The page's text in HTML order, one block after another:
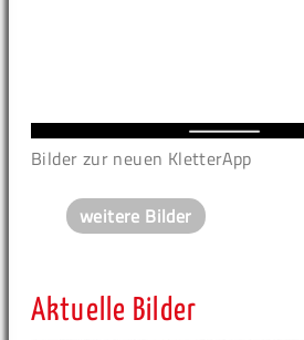
Bilder zur neuen KletterApp
weitere Bilder
Aktuelle Bilder